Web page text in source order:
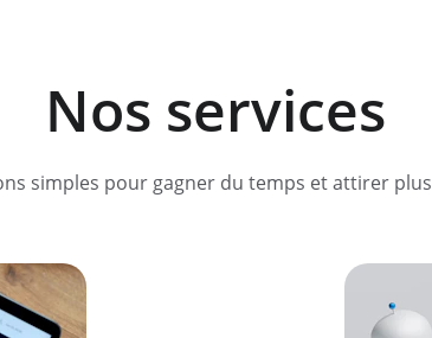
Nos services
simples pour gagner du temps et attirer